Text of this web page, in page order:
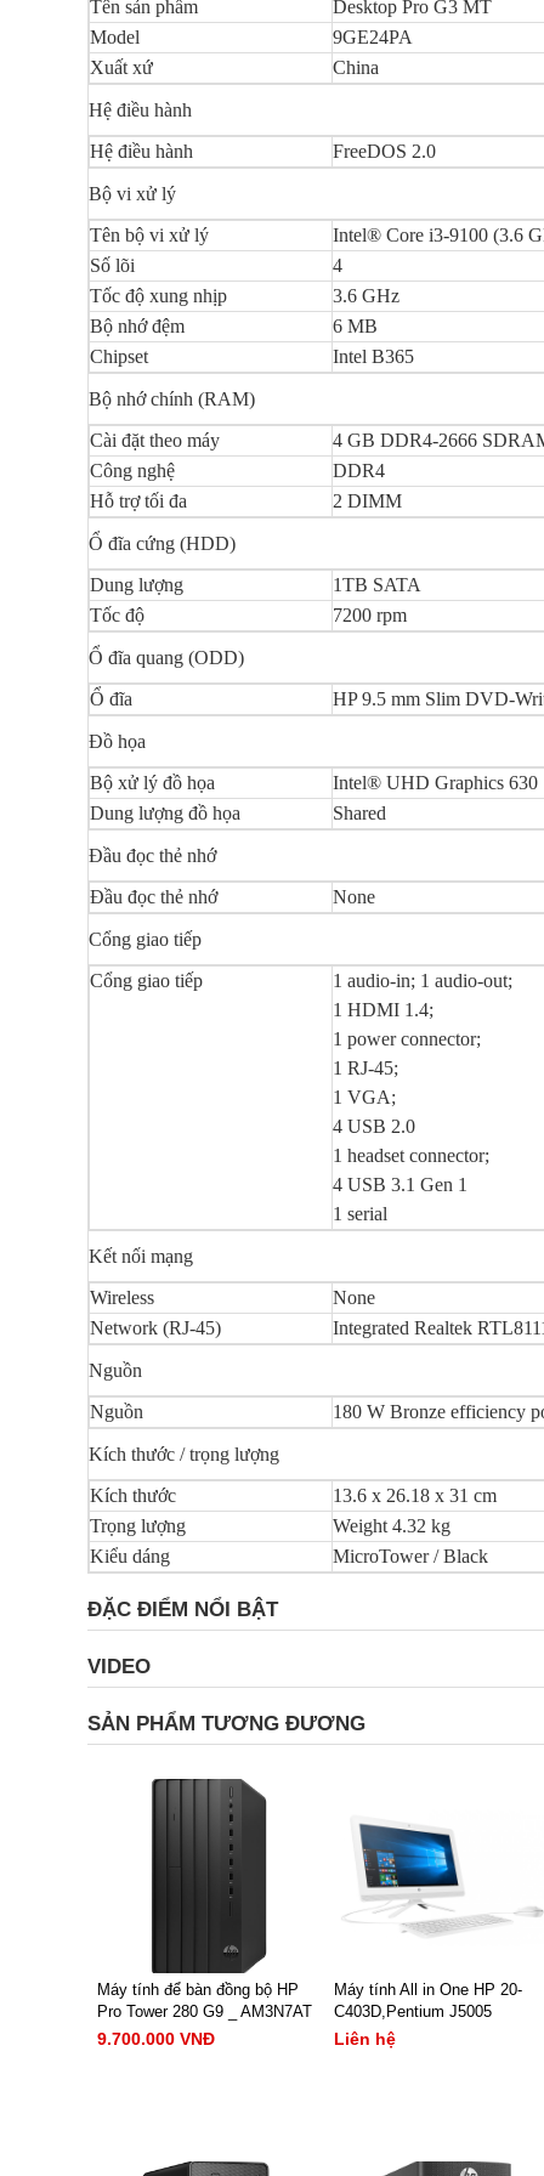
Tên sản phẩm
Desktop Pro G3 MT
Model
9GE24PA
Xuất xứ
China
Hệ điều hành
Hệ điều hành
FreeDOS 2.0
Bộ vi xử lý
Tên bộ vi xử lý
Intel® Core i3-9100 (3.6
Số lõi
4
Tốc độ xung nhịp
3.6 GHz
Bộ nhớ đệm
6 MB
Chipset
Intel B365
Bộ nhớ chính (RAM)
Cài đặt theo máy
4 GB DDR4-2666
Công nghệ
DDR4
Hỗ trợ tối đa
2 DIMM
Ổ đĩa cứng (HDD)
Dung lượng
1TB SATA
Tốc độ
7200 rpm
Ổ đĩa quang (ODD)
Ổ đĩa
HP 9.5 mm Slim DVD-
Đồ họa
Bộ xử lý đồ họa
Intel® UHD Graphics 630
Dung lượng đồ họa
Shared
Đầu đọc thẻ nhớ
Đầu đọc thẻ nhớ
None
Cổng giao tiếp
Cổng giao tiếp
1 audio-in; 1 audio-out;
1 HDMI 1.4;
1 power connector;
1 RJ-45;
1 VGA;
4 USB 2.0
1 headset connector;
4 USB 3.1 Gen 1
1 serial
Kết nối mạng
Wireless
None
Network (RJ-45)
Integrated Realtek
Nguồn
Nguồn
180 W Bronze efficiency
Kích thước / trọng lượng
Kích thước
13.6 x 26.18 x 31 cm
Trọng lượng
Weight 4.32 kg
Kiểu dáng
MicroTower / Black
ĐẶC ĐIỂM NỔI BẬT
VIDEO
SẢN PHẨM TƯƠNG ĐƯƠNG
Máy tính để bàn đồng bộ HP
Pro Tower 280 G9 _ AM3N7AT
(Core I3-12100 | 8GB DDR4 |
9.700.000 VNĐ
CPU: Intel® Core™ i3-
Máy tính All in One HP 20-
C403D,Pentium J5005
Liên hệ
- Màn hình: 19.5Inch